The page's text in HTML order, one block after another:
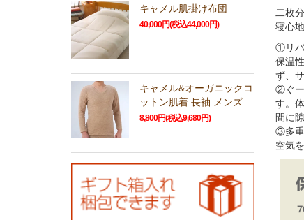
二枚
寝心地
①リバ
保温
ず、
②ぐー
す。
間に
③多重
空気
キャメル肌掛け布団
40,000円(税込44,000円)
キャメル&オーガニックコ
ットン肌着 長袖 メンズ
8,800円(税込9,680円)